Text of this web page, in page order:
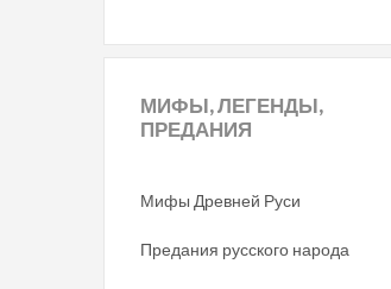
МИФЫ,ЛЕГЕНДЫ,
ПРЕДАНИЯ
Мифы Древней Руси
Предания русского народа